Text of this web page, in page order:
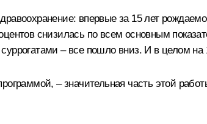
впервые за 15 лет
снизилась по всем основным
– все пошло вниз. И в целом
– значительная часть этой